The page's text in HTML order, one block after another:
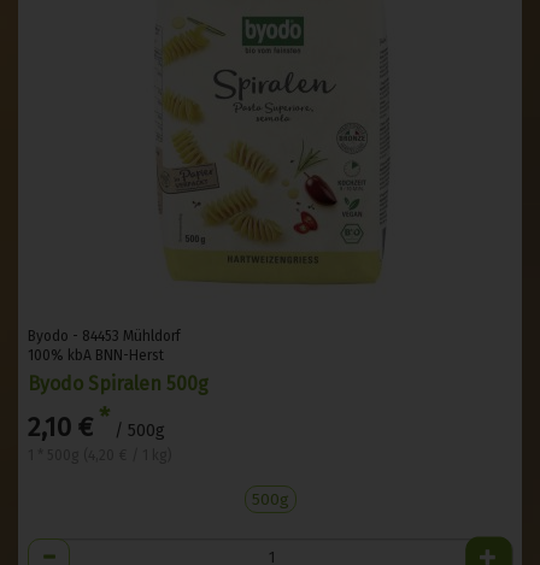
Byodo - 84453 Mühldorf
100% kbA BNN-Herst
Byodo Spiralen 500g
2,10 € * / 500g
500g
Anzahl